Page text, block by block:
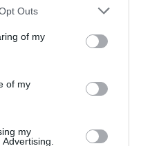
Outs
of my
of my
my